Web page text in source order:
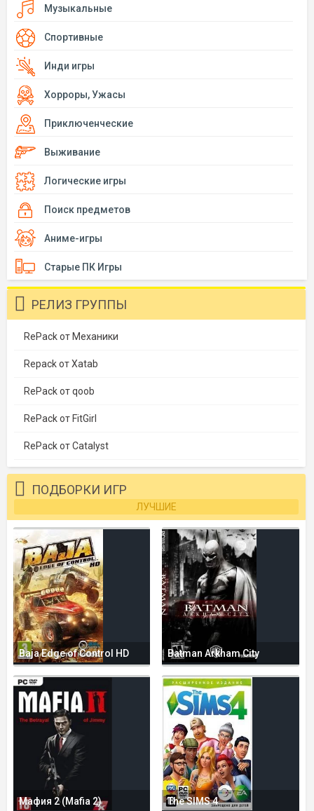
Музыкальные
Спортивные
Инди игры
Хорроры, Ужасы
Приключенческие
Выживание
Логические игры
Поиск предметов
Аниме-игры
Старые ПК Игры
РЕЛИЗ ГРУППЫ
RePack от Механики
Repack от Xatab
RePack от qoob
RePack от FitGirl
RePack от Catalyst
ПОДБОРКИ ИГР
ЛУЧШИЕ
Baja Edge of Control HD Batman Arkham City
Мафия 2 (Mafia 2) The SIMS 4